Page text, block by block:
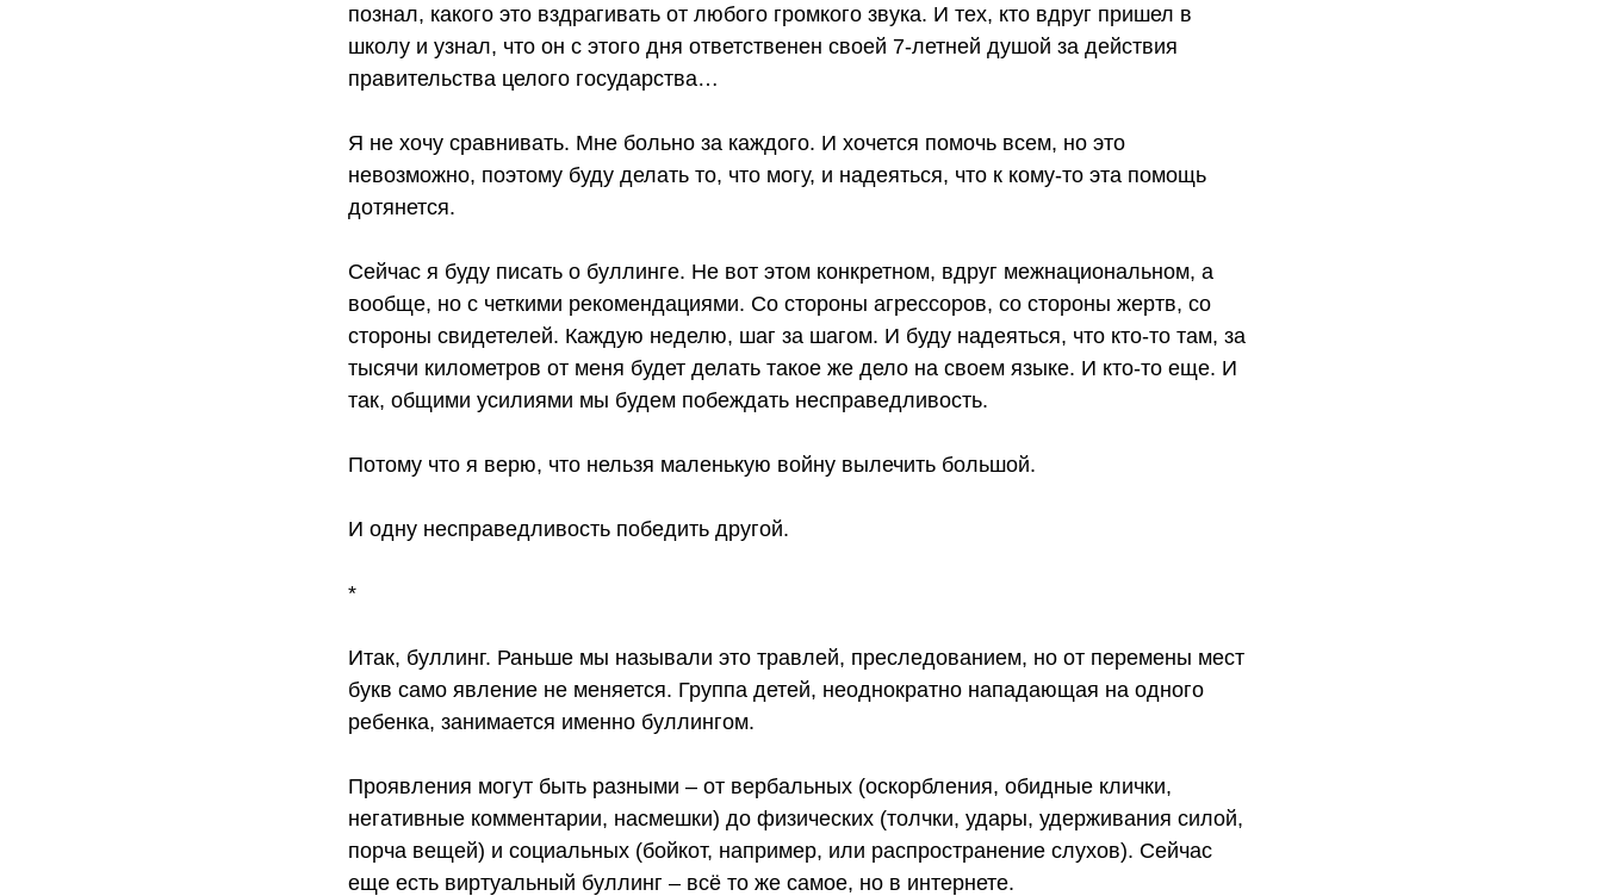
познал, какого это вздрагивать от любого громкого звука. И тех, кто вдруг пришел в
школу и узнал, что он с этого дня ответственен своей 7-летней душой за действия
правительства целого государства…
Я не хочу сравнивать. Мне больно за каждого. И хочется помочь всем, но это
невозможно, поэтому буду делать то, что могу, и надеяться, что к кому-то эта помощь
дотянется.
Сейчас я буду писать о буллинге. Не вот этом конкретном, вдруг межнациональном, а
вообще, но с четкими рекомендациями. Со стороны агрессоров, со стороны жертв, со
стороны свидетелей. Каждую неделю, шаг за шагом. И буду надеяться, что кто-то там, за
тысячи километров от меня будет делать такое же дело на своем языке. И кто-то еще. И
так, общими усилиями мы будем побеждать несправедливость.
Потому что я верю, что нельзя маленькую войну вылечить большой.
И одну несправедливость победить другой.
*
Итак, буллинг. Раньше мы называли это травлей, преследованием, но от перемены мест
букв само явление не меняется. Группа детей, неоднократно нападающая на одного
ребенка, занимается именно буллингом.
Проявления могут быть разными – от вербальных (оскорбления, обидные клички,
негативные комментарии, насмешки) до физических (толчки, удары, удерживания силой,
порча вещей) и социальных (бойкот, например, или распространение слухов). Сейчас
еще есть виртуальный буллинг – всё то же самое, но в интернете.